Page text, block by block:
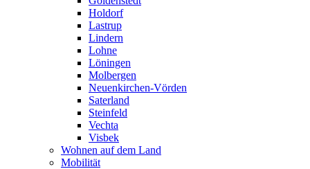
Holdorf
Lastrup
Lindern
Lohne
Löningen
Molbergen
Neuenkirchen-Vörden
Saterland
Steinfeld
Vechta
Visbek
Wohnen auf dem Land
Mobilität